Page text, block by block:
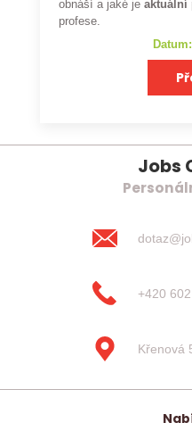
obnáší a jaké je aktuální
profese.
Jobs
+420
Křenová